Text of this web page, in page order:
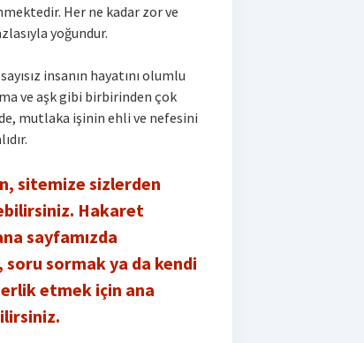
Her ne kadar zor ve
yoğundur.
insanın hayatını olumlu
ve aşk gibi birbirinden çok
mutlaka işinin ehli ve nefesini
sitemize sizlerden
Hakaret
sayfamızda
sormak ya da kendi
etmek için ana